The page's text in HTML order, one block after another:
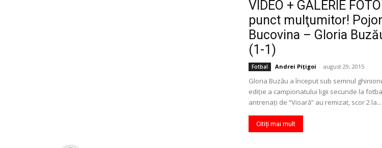
VIDEO + GALERIE
punct mulţumitor!
Bucovina – Gloria
(1-1)
Fotbal Andrei Pițigoi - august 29, 2015
Gloria Buzău a început sub semnul
ediţie a campionatului ligii secunde la
antrenaţi de “Vioară” au remizat, scor 2 la...
Citiți mai mult